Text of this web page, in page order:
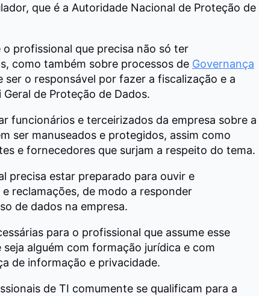
que é a Autoridade Nacional de Proteção de
profissional que precisa não só ter
como também sobre processos de Governança
ser o responsável por fazer a fiscalização e a
de Proteção de Dados.
funcionários e terceirizados da empresa sobre a
ser manuseados e protegidos, assim como
e fornecedores que surjam a respeito do tema.
precisa estar preparado para ouvir e
reclamações, de modo a responder
de dados na empresa.
para o profissional que assume esse
alguém com formação jurídica e com
de informação e privacidade.
de TI comumente se qualificam para a